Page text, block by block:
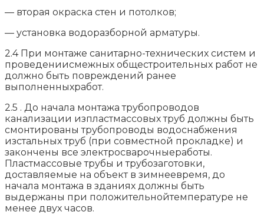
— вторая окраска стен и потолков;
— установка водоразборной арматуры.
2.4 При монтаже санитарно-технических систем и
проведениисмежных общестроительных работ не
должно быть повреждений ранее
выполненныхработ.
2.5 . До начала монтажа трубопроводов
канализации изпластмассовых труб должны быть
смонтированы трубопроводы водоснабжения
изстальных труб (при совместной прокладке) и
закончены все электросварочныеработы.
Пластмассовые трубы и трубозаготовки,
доставляемые на объект в зимнеевремя, до
начала монтажа в зданиях должны быть
выдержаны при положительнойтемпературе не
менее двух часов.